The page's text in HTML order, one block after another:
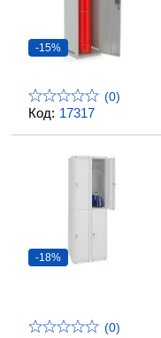
Код: 17317
-15%
(0)
-18%
(0)